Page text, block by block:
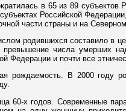
в 65 из 89 субъектов
Российской
части страны и на
родившихся составило в
числа умерших
Федерации и почти все
рождаемость. В 2000 году
60-х годов. Современные